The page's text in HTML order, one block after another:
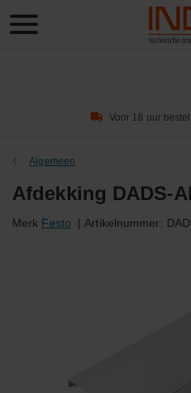
Product
zoeken
Voor 18 uur
Algemeen
Afdekking DADS-
Merk Festo | Artikelnummer: